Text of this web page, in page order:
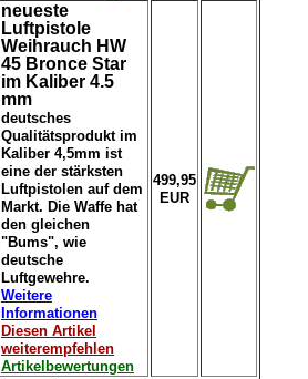
neueste
Luftpistole
Weihrauch HW
45 Bronce Star
im Kaliber 4.5
mm
deutsches
Qualitätsprodukt im
Kaliber 4,5mm ist
eine der stärksten
Luftpistolen auf dem
Markt. Die Waffe hat
den gleichen
"Bums", wie
deutsche
Luftgewehre.
Weitere
Informationen
Diesen Artikel
weiterempfehlen
Artikelbewertungen
499,95
EUR